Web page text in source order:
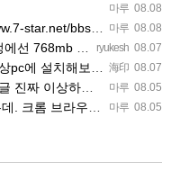
마루 08.08
마루 08.08
board.php?bo_table…
ryukesh 08.07
설정하면 UTM 에뮬레…
海印 08.07
요.. ㅎㅎ 날씨도 덥고.....…
마루 08.05
와서 그런거 같은데요.
마루 08.05
파폭으로 해 보세요